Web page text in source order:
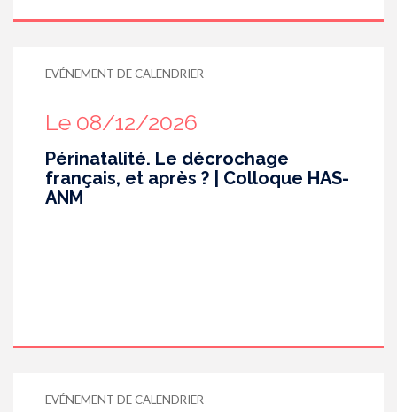
EVÉNEMENT DE CALENDRIER
Le 08/12/2026
Périnatalité. Le décrochage
français, et après ? | Colloque HAS-
ANM
EVÉNEMENT DE CALENDRIER